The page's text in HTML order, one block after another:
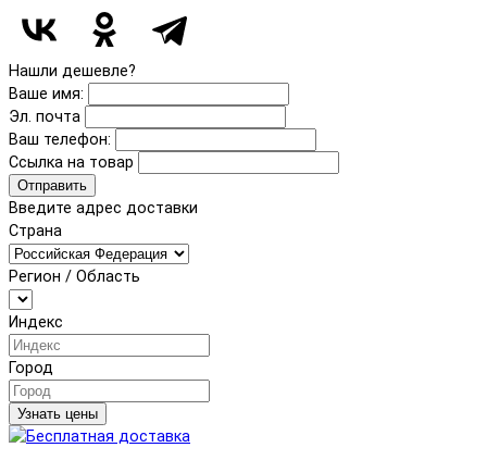
Нашли дешевле?
Ваше имя:
Эл. почта
Ваш телефон:
Ссылка на товар
Отправить
Введите адрес доставки
Страна
Регион / Область
Индекс
Город
Узнать цены